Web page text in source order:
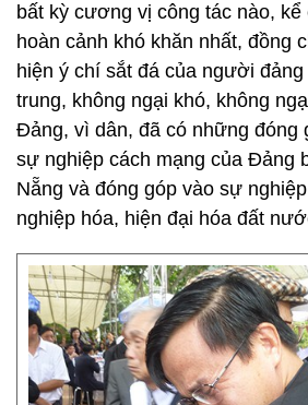
bất kỳ cương vị công tác nào,
hoàn cảnh khó khăn nhất, đồng
hiện ý chí sắt đá của người
trung, không ngại khó, không
Đảng, vì dân, đã có những đóng
sự nghiệp cách mạng của Đảng
Nẵng và đóng góp vào sự
nghiệp hóa, hiện đại hóa đất